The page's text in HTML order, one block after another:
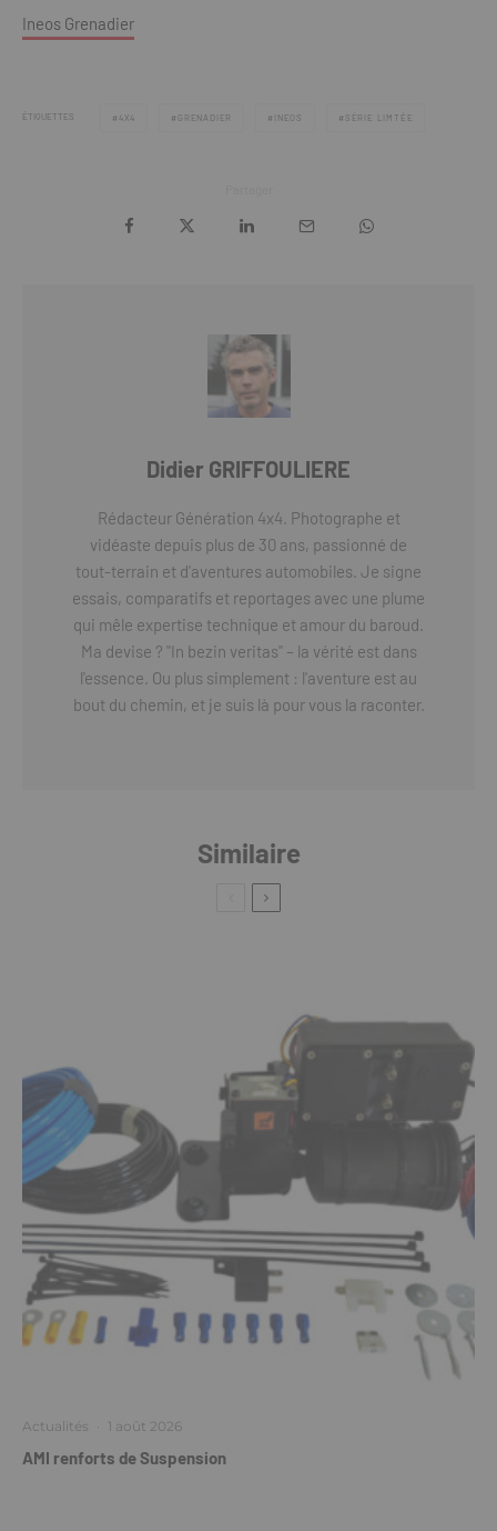
Ineos Grenadier
ÉTIQUETTES 4X4 GRENADIER INEOS SÉRIE LIMTÉE
Didier GRIFFOULIERE
Rédacteur Génération 4x4. Photographe et
vidéaste depuis plus de 30 ans, passionné de
tout-terrain et d'aventures automobiles. Je signe
essais, comparatifs et reportages avec une plume
qui mêle expertise technique et amour du baroud.
Ma devise ? "In bezin veritas" – la vérité est dans
l'essence. Ou plus simplement : l'aventure est au
bout du chemin, et je suis là pour vous la raconter.
Similaire
Actualités · 1 août 2026
AMI renforts de Suspension